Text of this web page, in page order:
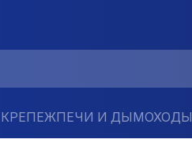
КРЕПЕЖПЕЧИ И ДЫМОХОДЫ